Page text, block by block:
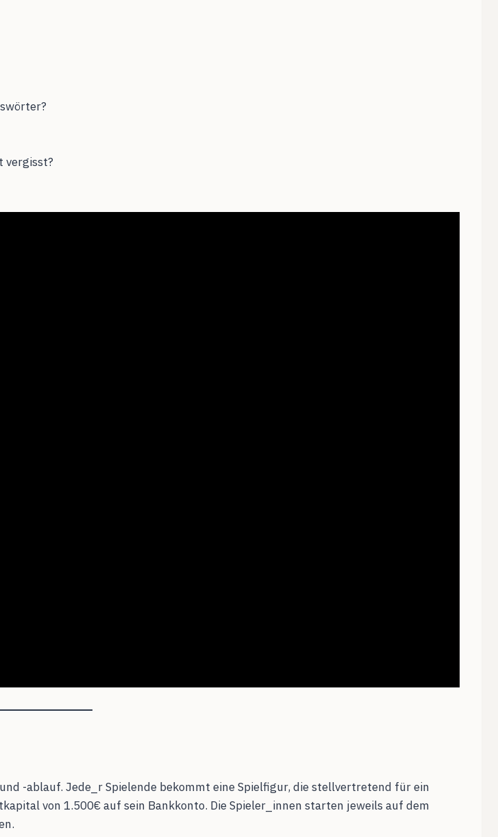
vergisst?
-ablauf. Jede_r Spielende bekommt eine Spielfigur, die stellvertretend für ein
von 1.500€ auf sein Bankkonto. Die Spieler_innen starten jeweils auf dem